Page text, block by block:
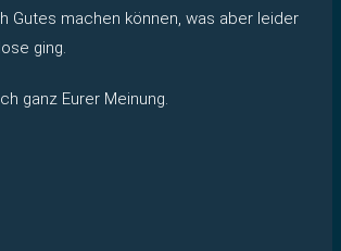
Gutes machen können, was aber leider
ging.
ganz Eurer Meinung.